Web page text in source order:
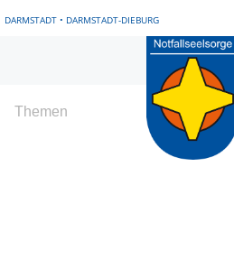
DARMSTADT • DARMSTADT-DIEBURG
Neues/
Themen